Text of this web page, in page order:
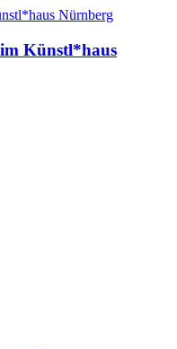
Künstl*haus